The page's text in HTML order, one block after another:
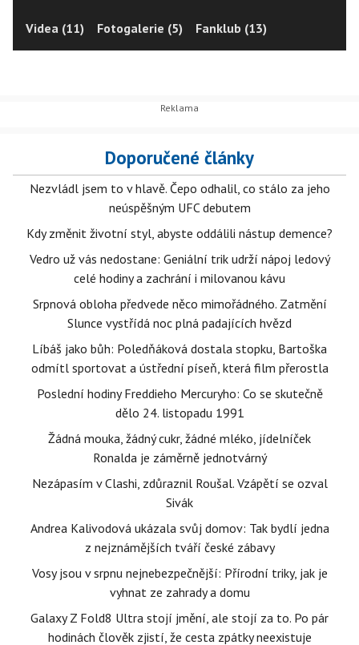
Videa (11) Fotogalerie (5) Fanklub (13)
Doporučené články
Nezvládl jsem to v hlavě. Čepo odhalil, co stálo za jeho
neúspěšným UFC debutem
Kdy změnit životní styl, abyste oddálili nástup demence?
Vedro už vás nedostane: Geniální trik udrží nápoj ledový
celé hodiny a zachrání i milovanou kávu
Srpnová obloha předvede něco mimořádného. Zatmění
Slunce vystřídá noc plná padajících hvězd
Líbáš jako bůh: Poledňáková dostala stopku, Bartoška
odmítl sportovat a ústřední píseň, která film přerostla
Poslední hodiny Freddieho Mercuryho: Co se skutečně
dělo 24. listopadu 1991
Žádná mouka, žádný cukr, žádné mléko, jídelníček
Ronalda je záměrně jednotvárný
Nezápasím v Clashi, zdůraznil Roušal. Vzápětí se ozval
Sivák
Andrea Kalivodová ukázala svůj domov: Tak bydlí jedna
z nejznámějších tváří české zábavy
Vosy jsou v srpnu nejnebezpečnější: Přírodní triky, jak je
vyhnat ze zahrady a domu
Galaxy Z Fold8 Ultra stojí jmění, ale stojí za to. Po pár
hodinách člověk zjistí, že cesta zpátky neexistuje